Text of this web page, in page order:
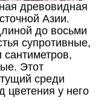
древовидная
Азии.
до восьми
супротивные,
Этот
среди
цветения у него